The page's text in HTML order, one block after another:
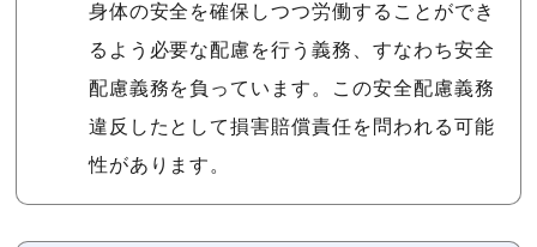
身体の安全を確保しつつ労働することができ
るよう必要な配慮を行う義務、すなわち安全
配慮義務を負っています。この安全配慮義務
違反したとして損害賠償責任を問われる可能
性があります。